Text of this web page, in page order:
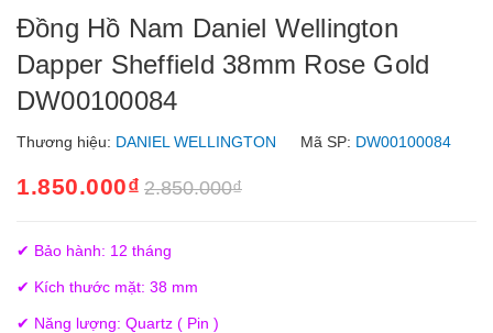
Đồng Hồ Nam Daniel Wellington
Dapper Sheffield 38mm Rose Gold
DW00100084
Thương hiệu: DANIEL WELLINGTON Mã SP: DW00100084
1.850.000₫ 2.850.000₫
✔ Bảo hành: 12 tháng
✔ Kích thước mặt: 38 mm
✔ Năng lượng: Quartz ( Pin )